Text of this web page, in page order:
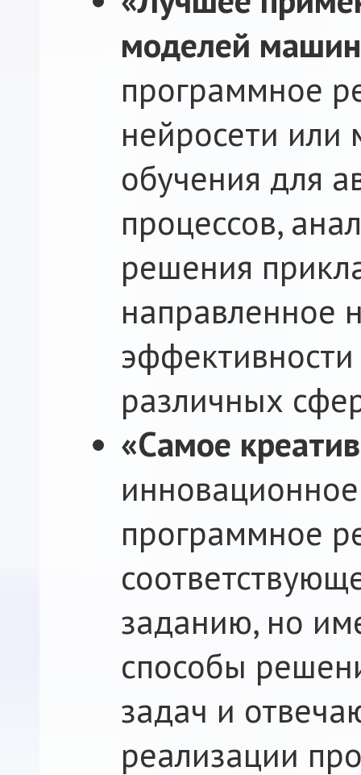
моделей
программное
нейросети
обучения для
процессов,
решения
направленное
различных
«Самое
программное
заданию, но
способы
задач и
реализации